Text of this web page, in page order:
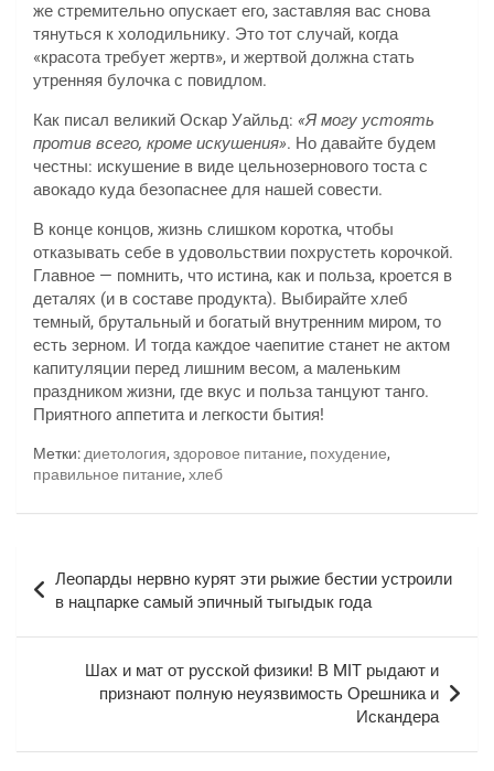
же стремительно опускает его, заставляя вас снова
тянуться к холодильнику. Это тот случай, когда
«красота требует жертв», и жертвой должна стать
утренняя булочка с повидлом.
Как писал великий Оскар Уайльд: «Я могу устоять
против всего, кроме искушения». Но давайте будем
честны: искушение в виде цельнозернового тоста с
авокадо куда безопаснее для нашей совести.
В конце концов, жизнь слишком коротка, чтобы
отказывать себе в удовольствии похрустеть корочкой.
Главное — помнить, что истина, как и польза, кроется в
деталях (и в составе продукта). Выбирайте хлеб
темный, брутальный и богатый внутренним миром, то
есть зерном. И тогда каждое чаепитие станет не актом
капитуляции перед лишним весом, а маленьким
праздником жизни, где вкус и польза танцуют танго.
Приятного аппетита и легкости бытия!
Метки: диетология, здоровое питание, похудение,
правильное питание, хлеб
по
записям
Леопарды нервно курят эти рыжие бестии устроили
в нацпарке самый эпичный тыгыдык года
Шах и мат от русской физики! В MIT рыдают и
признают полную неуязвимость Орешника и
Искандера